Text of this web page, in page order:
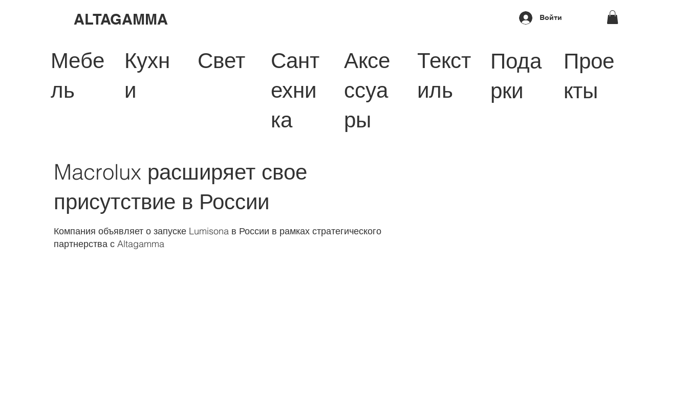
ALTAGAMMA Войти
Мебе
ль
Кухн
и
Свет
Сант
ехни
ка
Аксе
ссуа
ры
Текст
иль
Пода
рки
Прое
кты
Macrolux расширяет свое
присутствие в России
Компания объявляет о запуске Lumisona в России в рамках стратегического
партнерства с Altagamma